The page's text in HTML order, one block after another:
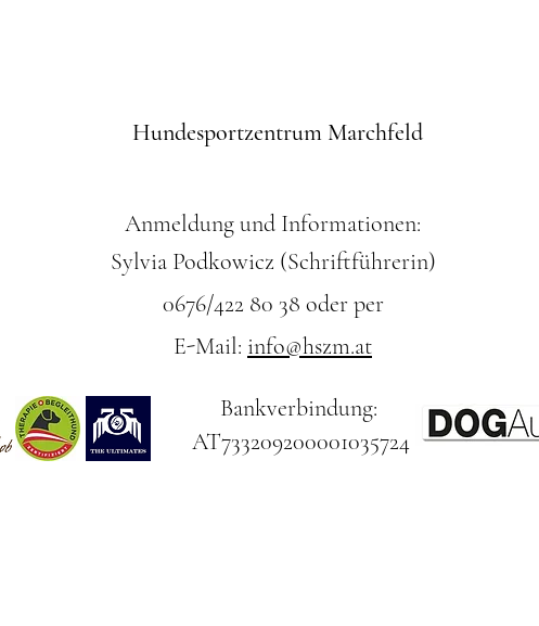
Hundesportzentrum Marchfeld
Anmeldung und Informationen:
Sylvia Podkowicz (Schriftführerin)
0676/422 80 38 oder per
E-Mail: info@hszm.at
Bankverbindung:
AT733209200001035724